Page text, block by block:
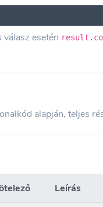
válasz esetén
alapján, teljes
Leírás